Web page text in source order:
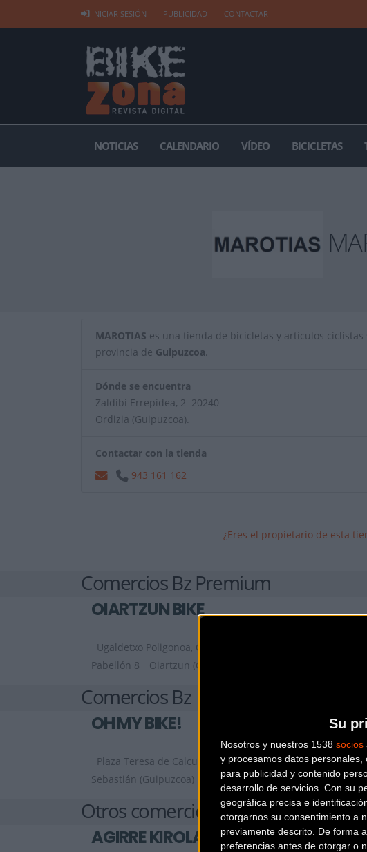
Su
Nosotros y nuestros 1538 socios
y procesamos datos
para publicidad y contenido
desarrollo de servicios. Con su
geográfica precisa e
otorgarnos su consentimiento a
previamente descrito. De forma
preferencias antes de otorgar o
INICIAR SESIÓN PUBLICIDAD CONTACTAR
NOTICIAS CALENDARIO VÍDEO BICICLETAS
MAROTIAS es una tienda de bicicletas y artículos ciclistas
provincia de Guipuzcoa.
Dónde se encuentra
Zaldibi Errepidea, 2 20240
Ordizia (Guipuzcoa).
Contactar con la tienda
943 161 162
¿Eres el propietario de esta
Comercios Bz Premium
OIARTZUN BIKE
Ugaldetxo Poligonoa, Olagarai Kalea 1
Pabellón 8
Oiartzun (Guipuzcoa)
Comercios Bz
OH MY BIKE!
Plaza Teresa de Calcuta 6, bajo
San
Sebastián (Guipuzcoa)
Otros comercios
AGIRRE KIROLAK